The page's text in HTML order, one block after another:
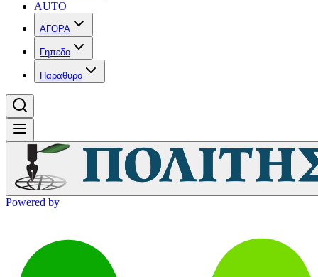
AUTO
ΑΓΟΡΑ
Γηπεδο
Παραθυρο
Powered by